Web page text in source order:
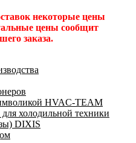
некоторые цены
цены сообщит
заказа.
HVAC-TEAM
холодильной техники
DIXIS